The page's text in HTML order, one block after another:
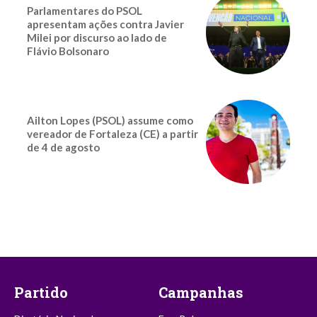
Parlamentares do PSOL
apresentam ações contra Javier
Milei por discurso ao lado de
Flávio Bolsonaro
Ailton Lopes (PSOL) assume como
vereador de Fortaleza (CE) a partir
de 4 de agosto
Partido Campanhas